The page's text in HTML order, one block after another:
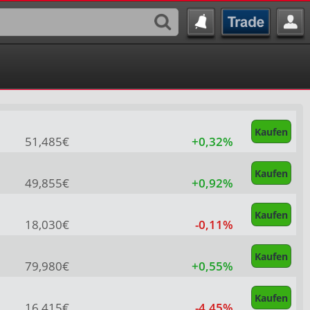
Kaufen
51,485€ +0,32%
Kaufen
49,855€ +0,92%
Kaufen
18,030€ -0,11%
Kaufen
79,980€ +0,55%
Kaufen